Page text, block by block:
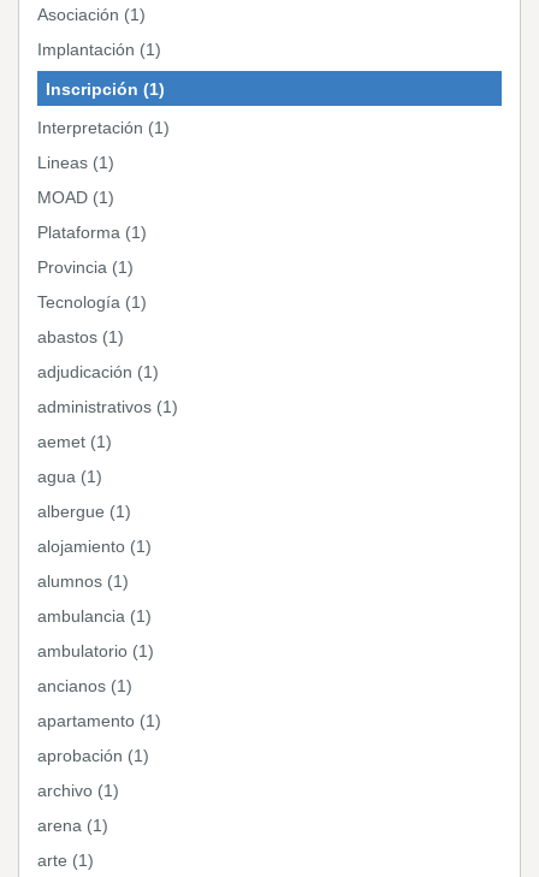
Asociación (1)
Implantación (1)
Inscripción (1)
Interpretación (1)
Lineas (1)
MOAD (1)
Plataforma (1)
Provincia (1)
Tecnología (1)
abastos (1)
adjudicación (1)
administrativos (1)
aemet (1)
agua (1)
albergue (1)
alojamiento (1)
alumnos (1)
ambulancia (1)
ambulatorio (1)
ancianos (1)
apartamento (1)
aprobación (1)
archivo (1)
arena (1)
arte (1)